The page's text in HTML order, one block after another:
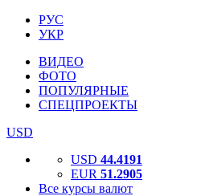
РУС
УКР
ВИДЕО
ФОТО
ПОПУЛЯРНЫЕ
СПЕЦПРОЕКТЫ
USD
USD 44.4191
EUR 51.2905
Все курсы валют